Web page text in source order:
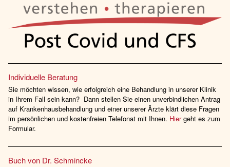
Individuelle Beratung
Sie möchten wissen, wie erfolgreich eine Behandlung in unserer Klinik
in Ihrem Fall sein kann? Dann stellen Sie einen unverbindlichen Antrag
auf Krankenhausbehandlung und einer unserer Ärzte klärt diese Fragen
im persönlichen und kostenfreien Telefonat mit Ihnen. Hiergeht es zum
Formular.
Buch von Dr. Schmincke